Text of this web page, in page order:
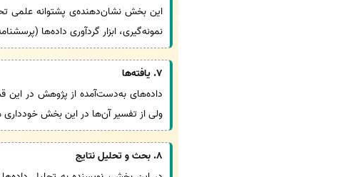
این بخش نشان‌دهنده‌ی پشتوانه علمی
نمونه‌گیری، ابزار گردآوری داده‌ها
7. یافته‌ها
داده‌های به‌دست‌آمده از پژوهش در این
ولی از تفسیر آن‌ها در این بخش
8. بحث و تحلیل نتایج